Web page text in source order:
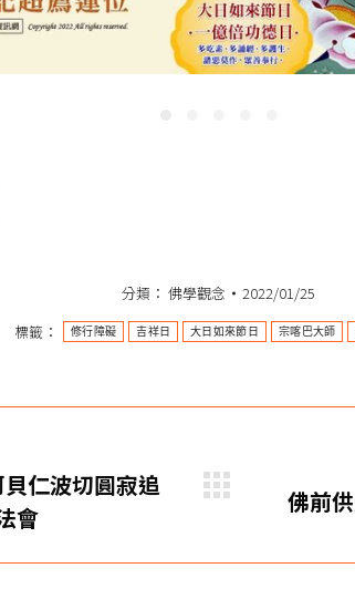
分類： 佛學觀念
2022/01/25
標籤：
修行障礙 吉祥日 大日如來節日 宗喀巴大師
仁波切圓寂追
會
篇
佛前